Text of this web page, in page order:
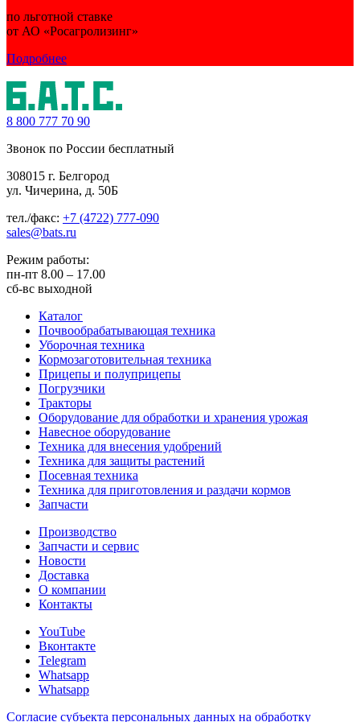
по льготной ставке
от АО «Росагролизинг»
Подробнее
8 800 777 70 90
Звонок по России бесплатный
308015 г. Белгород
ул. Чичерина, д. 50Б
тел./факс: +7 (4722) 777-090
sales@bats.ru
Режим работы:
пн-пт 8.00 – 17.00
сб-вс выходной
Каталог
Почвообрабатывающая техника
Уборочная техника
Кормозаготовительная техника
Прицепы и полуприцепы
Погрузчики
Тракторы
Оборудование для обработки и хранения урожая
Навесное оборудование
Техника для внесения удобрений
Техника для защиты растений
Посевная техника
Техника для приготовления и раздачи кормов
Запчасти
Производство
Запчасти и сервис
Новости
Доставка
О компании
Контакты
YouTube
Вконтакте
Telegram
Whatsapp
Whatsapp
Согласие субъекта персональных данных на обработку